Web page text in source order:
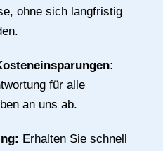
ohne sich langfristig
für alle
an uns ab.
Erhalten Sie schnell